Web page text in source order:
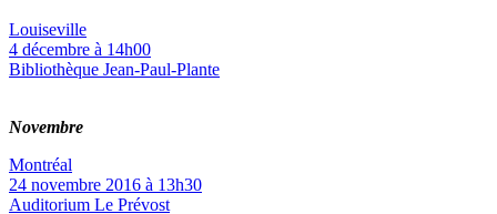
Louiseville
4 décembre à 14h00
Bibliothèque Jean-Paul-Plante
Novembre
Montréal
24 novembre 2016 à 13h30
Auditorium Le Prévost